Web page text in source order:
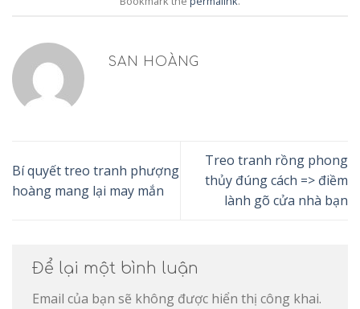
SAN HOÀNG
Bí quyết treo tranh phượng
hoàng mang lại may mắn
Treo tranh rồng phong
thủy đúng cách => điềm
lành gõ cửa nhà bạn
Để lại một bình luận
Email của bạn sẽ không được hiển thị công khai.